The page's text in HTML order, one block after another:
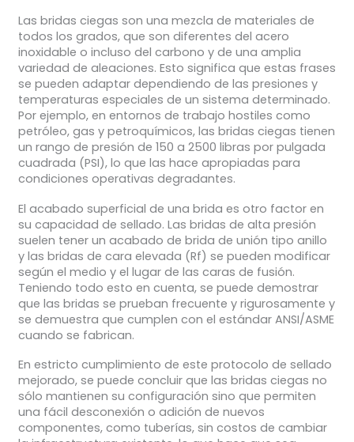
Las bridas ciegas son una mezcla de materiales de
todos los grados, que son diferentes del acero
inoxidable o incluso del carbono y de una amplia
variedad de aleaciones. Esto significa que estas frases
se pueden adaptar dependiendo de las presiones y
temperaturas especiales de un sistema determinado.
Por ejemplo, en entornos de trabajo hostiles como
petróleo, gas y petroquímicos, las bridas ciegas tienen
un rango de presión de 150 a 2500 libras por pulgada
cuadrada (PSI), lo que las hace apropiadas para
condiciones operativas degradantes.
El acabado superficial de una brida es otro factor en
su capacidad de sellado. Las bridas de alta presión
suelen tener un acabado de brida de unión tipo anillo
y las bridas de cara elevada (Rf) se pueden modificar
según el medio y el lugar de las caras de fusión.
Teniendo todo esto en cuenta, se puede demostrar
que las bridas se prueban frecuente y rigurosamente y
se demuestra que cumplen con el estándar ANSI/ASME
cuando se fabrican.
En estricto cumplimiento de este protocolo de sellado
mejorado, se puede concluir que las bridas ciegas no
sólo mantienen su configuración sino que permiten
una fácil desconexión o adición de nuevos
componentes, como tuberías, sin costos de cambiar